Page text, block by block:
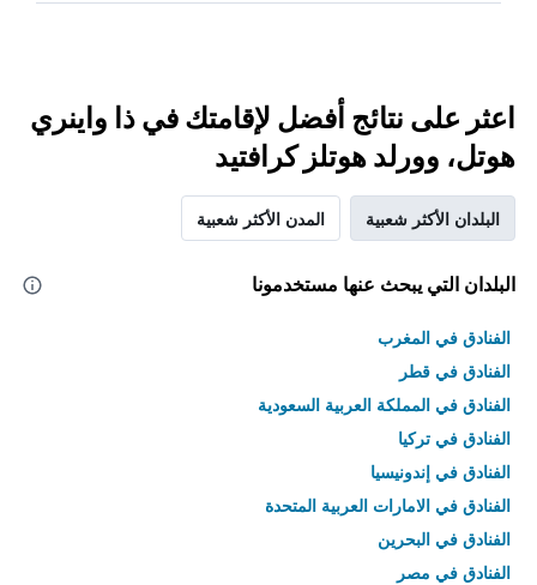
اعثر على نتائج أفضل لإقامتك في ذا واينري
هوتل، وورلد هوتلز كرافتيد
البلدان الأكثر شعبية المدن الأكثر شعبية
البلدان التي يبحث عنها مستخدمونا
الفنادق في المغرب
الفنادق في قطر
الفنادق في المملكة العربية السعودية
الفنادق في تركيا
الفنادق في إندونيسيا
الفنادق في الامارات العربية المتحدة
الفنادق في البحرين
الفنادق في مصر